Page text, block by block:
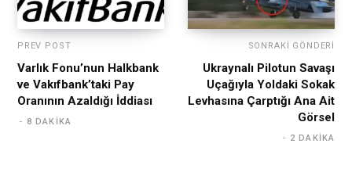
PREV POST
Varlık Fonu’nun Halkbank
ve Vakıfbank’taki Pay
Oranının Azaldığı İddiası
8 DAKIKA
SONRAKI GÖNDERI
Ukraynalı Pilotun Savaşı
Uçağıyla Yoldaki Sokak
Levhasına Çarptığı Ana Ait
Görsel
2 DAKIKA